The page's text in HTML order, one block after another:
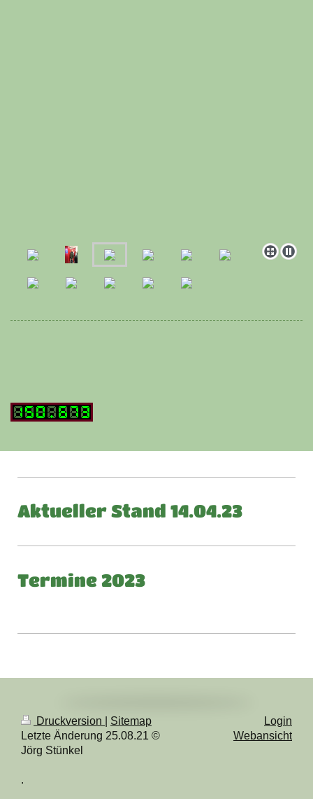
Aktueller Stand 14.04.23
Termine 2023
Druckversion
Sitemap
Letzte Änderung 25.08.21 ©
Jörg Stünkel
.
Login
Webansicht